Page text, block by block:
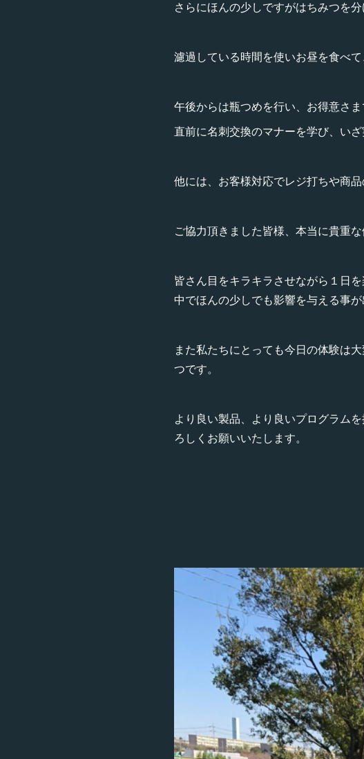
さらにほんの少しですがはちみつを
濾過している時間を使いお昼を食べ
午後からは瓶つめを行い、お得意さ
直前に名刺交換のマナーを学び、い
他には、お客様対応でレジ打ちや商
ご協力頂きました皆様、本当に貴重
皆さん目をキラキラさせながら１日
中でほんの少しでも影響を与える事が
また私たちにとっても今日の体験は
つです。
より良い製品、より良いプログラム
ろしくお願いいたします。